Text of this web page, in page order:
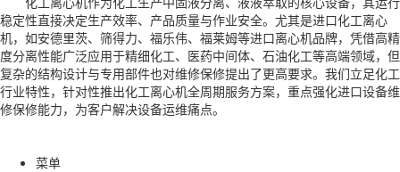
稳定性直接决定生产效率、产品质量与作业安全。尤其是进口化工离心
机，如安德里茨、筛得力、福乐伟、福莱姆等进口离心机品牌，凭借高精
度分离性能广泛应用于精细化工、医药中间体、石油化工等高端领域，但
复杂的结构设计与专用部件也对维修保修提出了更高要求。我们立足化工
行业特性，针对性推出化工离心机全周期服务方案，重点强化进口设备维
修保修能力，为客户解决设备运维痛点。
菜单